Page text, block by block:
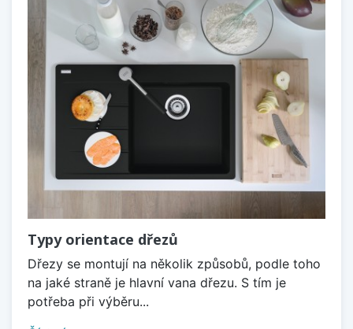
Typy orientace dřezů
Dřezy se montují na několik způsobů, podle toho
na jaké straně je hlavní vana dřezu. S tím je
potřeba při výběru...